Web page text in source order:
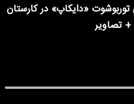
توربوشوت «دایکاپ» در کارستان
+ تصاویر